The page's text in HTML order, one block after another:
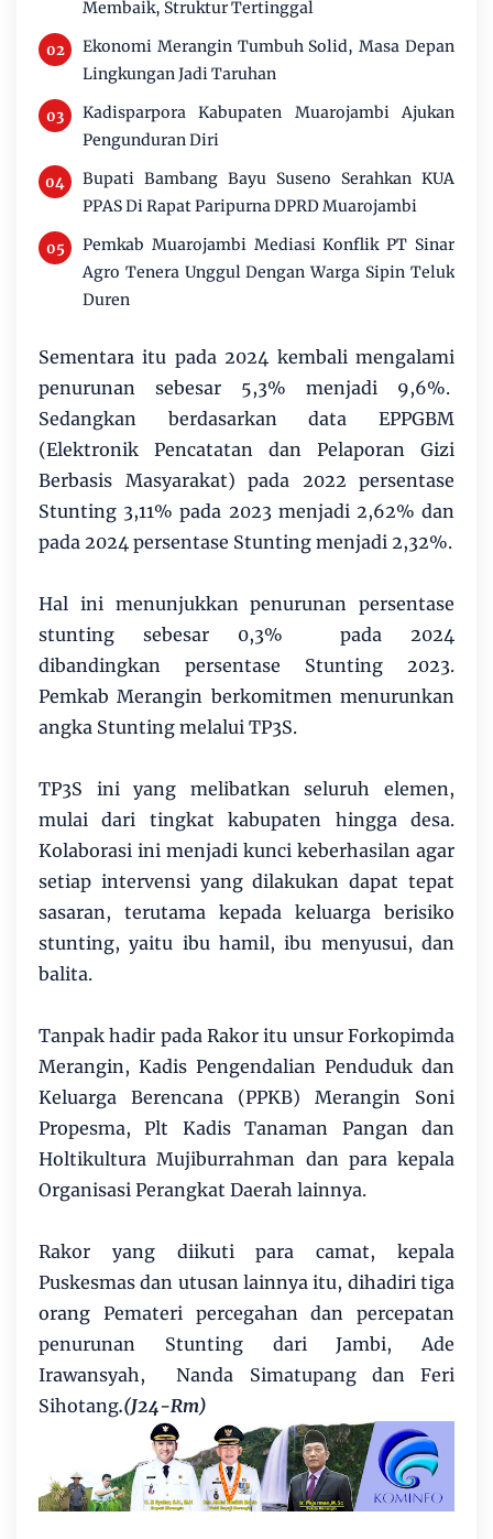
Membaik, Struktur Tertinggal
Ekonomi Merangin Tumbuh Solid, Masa Depan
Lingkungan Jadi Taruhan
Kadisparpora Kabupaten Muarojambi Ajukan
Pengunduran Diri
Bupati Bambang Bayu Suseno Serahkan KUA
PPAS Di Rapat Paripurna DPRD Muarojambi
Pemkab Muarojambi Mediasi Konflik PT Sinar
Agro Tenera Unggul Dengan Warga Sipin Teluk
Duren
Sementara itu pada 2024 kembali mengalami
penurunan sebesar 5,3% menjadi 9,6%.
Sedangkan berdasarkan data EPPGBM
(Elektronik Pencatatan dan Pelaporan Gizi
Berbasis Masyarakat) pada 2022 persentase
Stunting 3,11% pada 2023 menjadi 2,62% dan
pada 2024 persentase Stunting menjadi 2,32%.
Hal ini menunjukkan penurunan persentase
stunting sebesar 0,3% pada 2024
dibandingkan persentase Stunting 2023.
Pemkab Merangin berkomitmen menurunkan
angka Stunting melalui TP3S.
TP3S ini yang melibatkan seluruh elemen,
mulai dari tingkat kabupaten hingga desa.
Kolaborasi ini menjadi kunci keberhasilan agar
setiap intervensi yang dilakukan dapat tepat
sasaran, terutama kepada keluarga berisiko
stunting, yaitu ibu hamil, ibu menyusui, dan
balita.
Tanpak hadir pada Rakor itu unsur Forkopimda
Merangin, Kadis Pengendalian Penduduk dan
Keluarga Berencana (PPKB) Merangin Soni
Propesma, Plt Kadis Tanaman Pangan dan
Holtikultura Mujiburrahman dan para kepala
Organisasi Perangkat Daerah lainnya.
Rakor yang diikuti para camat, kepala
Puskesmas dan utusan lainnya itu, dihadiri tiga
orang Pemateri percegahan dan percepatan
penurunan Stunting dari Jambi, Ade
Irawansyah, Nanda Simatupang dan Feri
Sihotang.(J24-Rm)